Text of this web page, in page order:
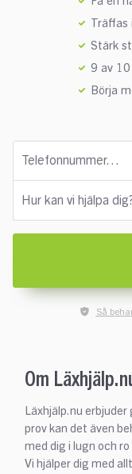
Stärk
9 av 10
Börja
Telefonnummer…
Hur kan vi hjälpa
Så
Om
Läxhjälp.nu
prov kan det även
med dig i lugn och
Vi hjälper dig med